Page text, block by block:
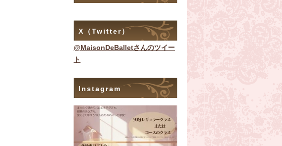
X（Twitter）
@MaisonDeBalletさんのツイー
ト
Instagram